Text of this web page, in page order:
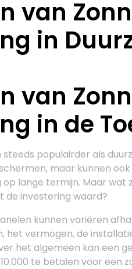
van
in
van
in de
populairder als
maar kunnen
lange termijn. Maar wat
de investering waard?
kunnen variëren
het vermogen, de
het algemeen kan een
te betalen voor een